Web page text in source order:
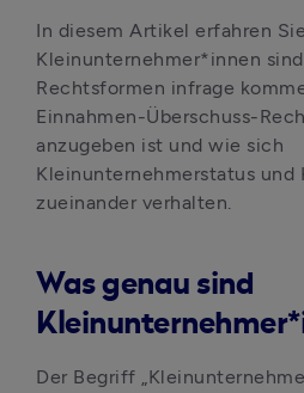
In diesem Artikel erfahren
Kleinunternehmer*innen
Rechtsformen infrage
Einnahmen-Überschuss-
anzugeben ist und wie sich
Kleinunternehmerstatus und
zueinander verhalten.
Was genau sind
Der Begriff